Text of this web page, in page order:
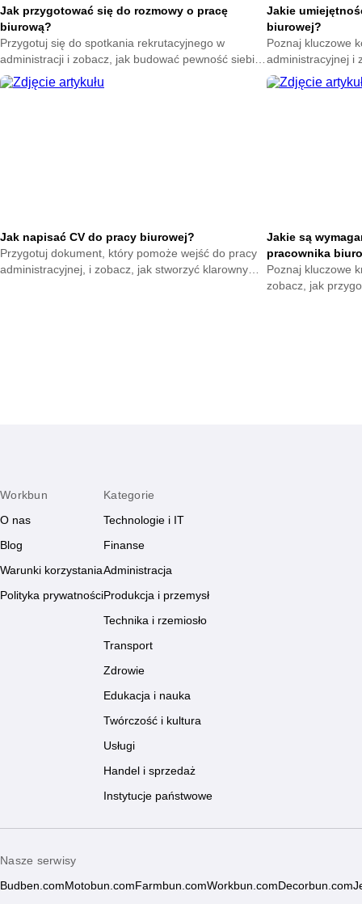
Jak przygotować się do rozmowy o pracę
biurową?
Przygotuj się do spotkania rekrutacyjnego w
administracji i zobacz, jak budować pewność siebie
oraz zaprezentować się tak, by zwiększyć szanse
na stabilne zatrudnienie.
Jakie
biurowej?
Poznaj kluczowe
administracyjnej i
kroku, aby
zatrudnienie.
Jak napisać CV do pracy biurowej?
Przygotuj dokument, który pomoże wejść do pracy
administracyjnej, i zobacz, jak stworzyć klarowny
Jakie są
pracownika
Poznaj kluczowe
zobacz, jak
Workbun
O nas
Blog
Warunki korzystania
Polityka prywatności
Kategorie
Technologie i IT
Finanse
Administracja
Produkcja i przemysł
Technika i rzemiosło
Transport
Zdrowie
Edukacja i nauka
Twórczość i kultura
Usługi
Handel i sprzedaż
Instytucje państwowe
Nasze serwisy
Budben.com Motobun.com Farmbun.comWorkbun.com Decorbun.com